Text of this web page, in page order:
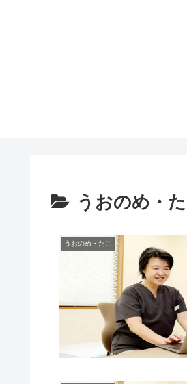
うおのめ・
うおのめ・たこ